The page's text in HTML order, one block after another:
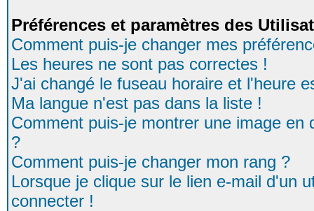
Préférences et paramètres des
Comment puis-je changer mes
Les heures ne sont pas correctes !
J'ai changé le fuseau horaire et l'heure
Ma langue n'est pas dans la liste !
Comment puis-je montrer une image
?
Comment puis-je changer mon rang ?
Lorsque je clique sur le lien e-mail d'un
connecter !